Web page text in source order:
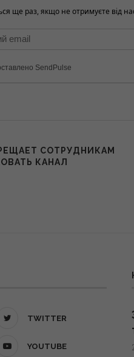
ще раз, якщо не отримуєте від
SendPulse
СОТРУДНИКАМ
КАНАЛ
TWITTER
YOUTUBE